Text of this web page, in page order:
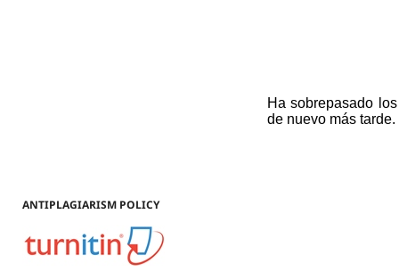
ANTIPLAGIARISM POLICY